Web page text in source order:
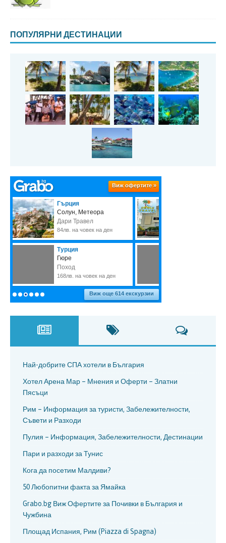
ПОПУЛЯРНИ ДЕСТИНАЦИИ
Най-добрите СПА хотели в България
Хотел Арена Мар – Мнения и Оферти – Златни
Пясъци
Рим – Информация за туристи, Забележителности,
Съвети и Разходи
Пулия – Информация, Забележителности, Дестинации
Пари и разходи за Тунис
Кога да посетим Малдиви?
50 Любопитни факта за Ямайка
Grabo.bg Виж Офертите за Почивки в България и
Чужбина
Площад Испания, Рим (Piazza di Spagna)